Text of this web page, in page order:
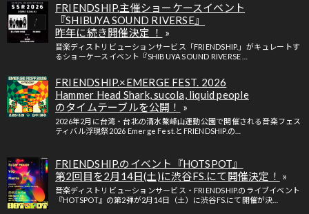
FRIENDSHIP.主催ショーケースイベント
『SHIBUYA SOUND RIVERSE』
昨年に続き開催決定 ！
音楽ディストリビューションサービス「FRIENDSHIP.」がキュレートす
るショーケースイベント『SHIBUYA SOUND RIVERSE …
FRIENDSHIP.×EMERGE FEST. 2026
Hammer Head Shark, sucola, liquid people
のタイムテーブルを公開！
2026年2月に台湾・台北の清水鰲峰山運動公園で開催される音楽フェス
ティバル浮現祭2026 Emerge Fest.とFRIENDSHIP.の…
FRIENDSHIP.のイベント『HOTSPOT』
第2回目を2月14日(土)に渋谷FS.にて開催決定！
音楽ディストリビューションサービス・FRIENDSHIP.のライブイベント
『HOTSPOT』の第2弾が2月14日（土）に渋谷FS.にて開催が決…